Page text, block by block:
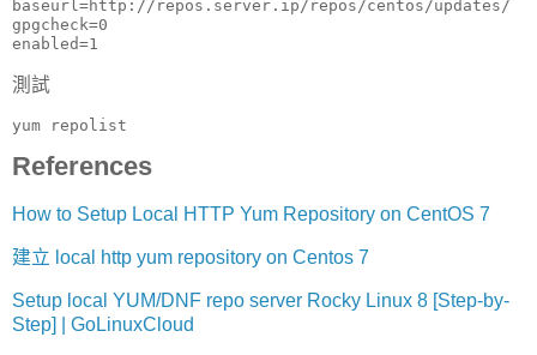
baseurl=http://repos.server.ip/repos/centos/updates/
gpgcheck=0
enabled=1
測試
yum repolist
References
How to Setup Local HTTP Yum Repository on CentOS 7
建立 local http yum repository on Centos 7
Setup local YUM/DNF repo server Rocky Linux 8 [Step-by-
Step] | GoLinuxCloud